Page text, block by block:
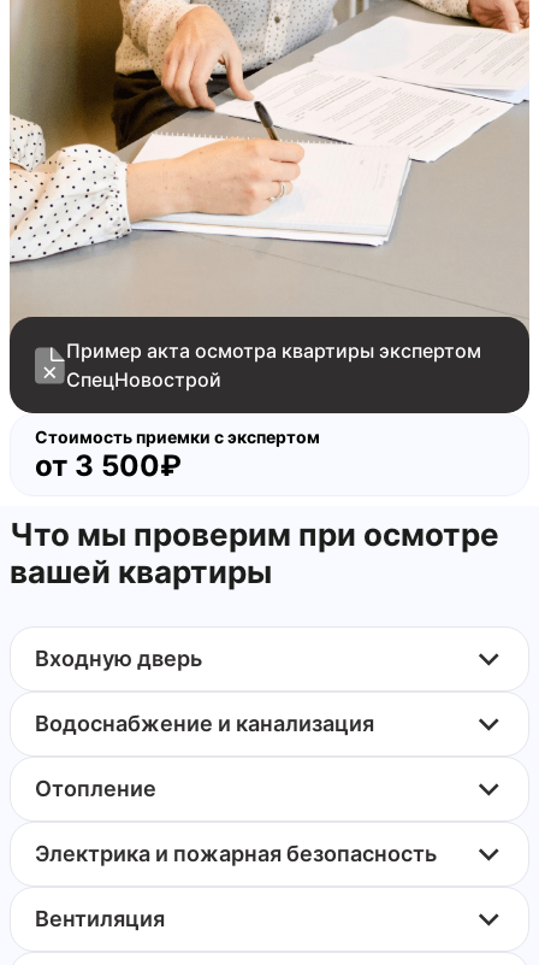
Пример акта осмотра квартиры экспертом
СпецНовострой
Стоимость приемки с экспертом
от 3 500₽
Что мы проверим при осмотре
вашей квартиры
Входную дверь
Водоснабжение и канализация
Отопление
Электрика и пожарная безопасность
Вентиляция